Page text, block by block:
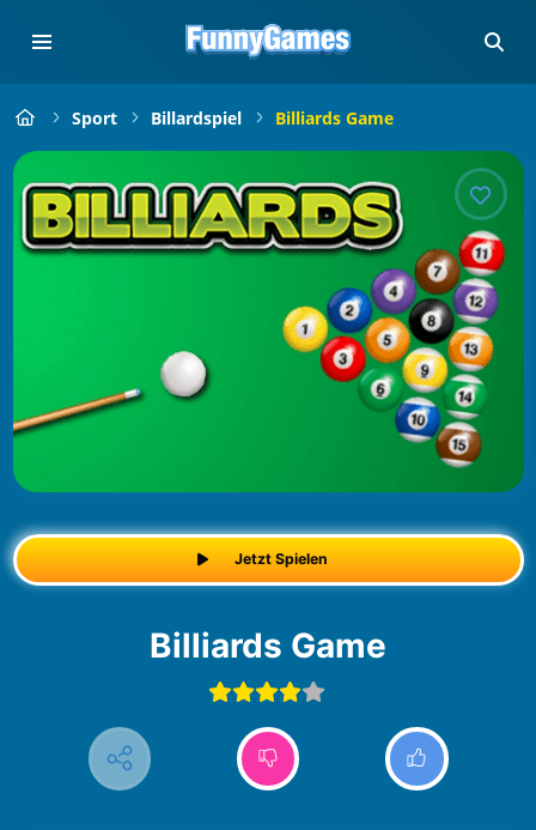
Sport Billardspiel Billiards Game
Jetzt Spielen
Billiards Game